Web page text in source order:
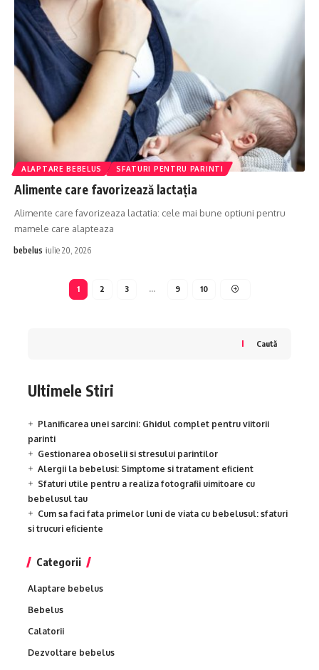
ALAPTARE BEBELUS SFATURI PENTRU PARINTI
Alimente care favorizează lactația
Alimente care favorizeaza lactatia: cele mai bune optiuni pentru
mamele care alapteaza
bebelus iulie 20, 2026
1 2 3 … 9 10
Caută
Ultimele Stiri
Planificarea unei sarcini: Ghidul complet pentru viitorii
parinti
Gestionarea oboselii si stresului parintilor
Alergii la bebelusi: Simptome si tratament eficient
Sfaturi utile pentru a realiza fotografii uimitoare cu
bebelusul tau
Cum sa faci fata primelor luni de viata cu bebelusul: sfaturi
si trucuri eficiente
Categorii
Alaptare bebelus
Bebelus
Calatorii
Dezvoltare bebelus